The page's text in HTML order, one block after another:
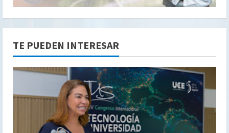
TE PUEDEN INTERESAR